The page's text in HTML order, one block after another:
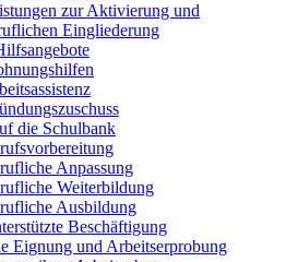
zur Aktivierung und
Eingliederung
die Schulbank
Anpassung
Weiterbildung
Ausbildung
Beschäftigung
Eignung und Arbeitserprobung